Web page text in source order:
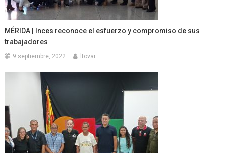
MÉRIDA | Inces reconoce el esfuerzo y compromiso de sus
trabajadores
9 septiembre, 2022 ltovar